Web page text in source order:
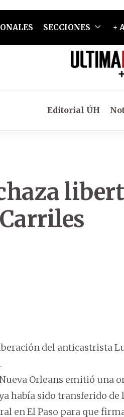
SECCIONES +
Editorial ÚH
del anticastrista
Orleans emitió una
había sido transferido de
en El Paso para que